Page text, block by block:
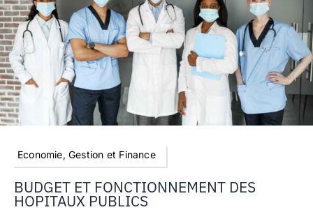
Economie, Gestion et Finance
BUDGET ET FONCTIONNEMENT DES
HOPITAUX PUBLICS